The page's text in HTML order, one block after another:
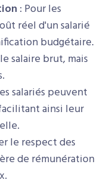
: Pour les
réel d'un salarié
budgétaire.
salaire brut, mais
salariés peuvent
ainsi leur
le respect des
de rémunération